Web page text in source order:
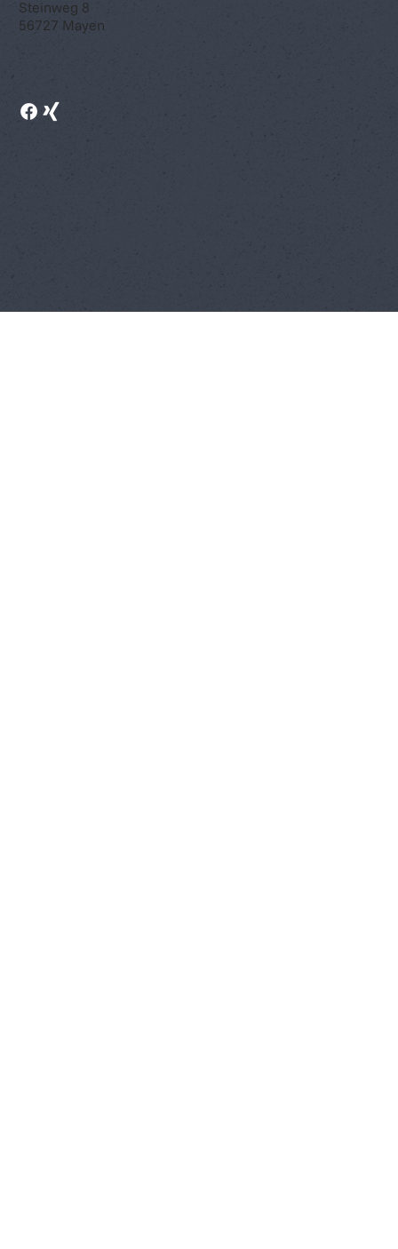
Steinweg 8
56727 Mayen